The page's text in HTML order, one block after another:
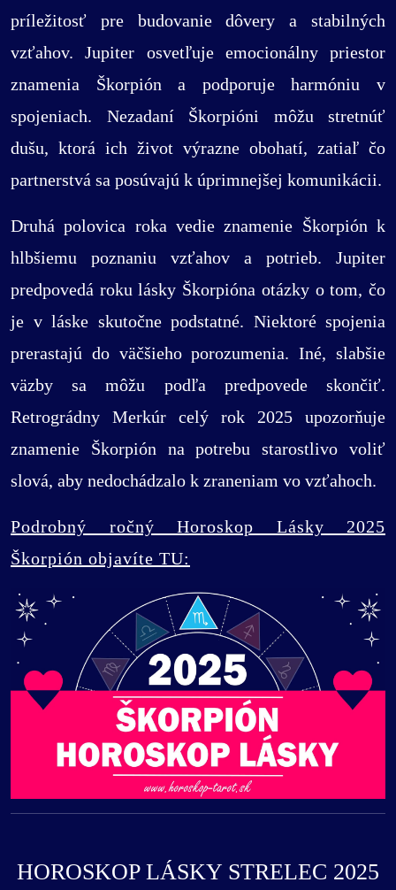
príležitosť pre budovanie dôvery a stabilných
vzťahov. Jupiter osvetľuje emocionálny priestor
znamenia Škorpión a podporuje harmóniu v
spojeniach. Nezadaní Škorpióni môžu stretnúť
dušu, ktorá ich život výrazne obohatí, zatiaľ čo
partnerstvá sa posúvajú k úprimnejšej komunikácii.
Druhá polovica roka vedie znamenie Škorpión k
hlbšiemu poznaniu vzťahov a potrieb. Jupiter
predpovedá roku lásky Škorpióna otázky o tom, čo
je v láske skutočne podstatné. Niektoré spojenia
prerastajú do väčšieho porozumenia. Iné, slabšie
väzby sa môžu podľa predpovede skončiť.
Retrográdny Merkúr celý rok 2025 upozorňuje
znamenie Škorpión na potrebu starostlivo voliť
slová, aby nedochádzalo k zraneniam vo vzťahoch.
Podrobný ročný Horoskop Lásky 2025
Škorpión objavíte TU:
HOROSKOP LÁSKY STRELEC 2025